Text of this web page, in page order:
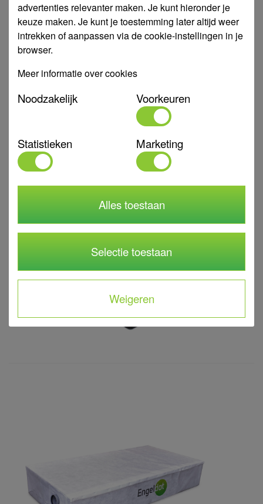
kunnen bijvoorbeeld regenpijpen, grondgoten en
straatkolken op de buffer worden aangesloten. Benieuwd
hoe veel infiltratiekratten je nodig hebt voor jouw project?
en vrijblijvend een capaciteitsberekening voor je en
kaart te brengen.
advertenties relevanter maken. Je kunt hieronder je
keuze maken. Je kunt je toestemming later altijd weer
intrekken of aanpassen via de cookie-instellingen in je
browser.
Meer informatie over cookies
Noodzakelijk Voorkeuren
Statistieken Marketing
Weigeren
Selectie toestaan
Alles toestaan